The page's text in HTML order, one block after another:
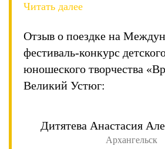
Читать далее
Отзыв о поездке на
фестиваль-конкурс
юношеского творчества
Великий Устюг:
Дитятева Анастасия
Архангельск